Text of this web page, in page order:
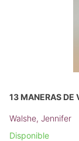
13 MANERAS DE
Walshe, Jennifer
Disponible